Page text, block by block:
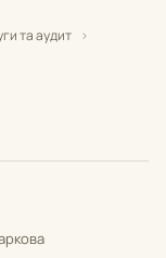
та аудит ›